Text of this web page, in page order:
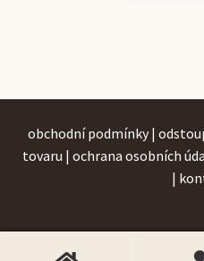
obchodní podmínky |
tovaru | ochrana osobních
|
© 2026 BestPresent s.r.o. | e-
| infolinka: